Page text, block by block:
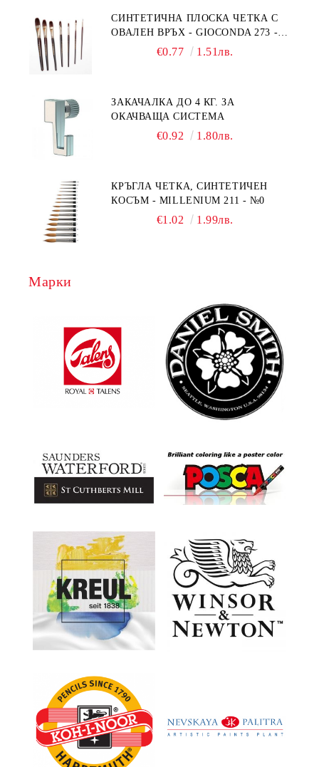
СИНТЕТИЧНА ПЛОСКА ЧЕТКА С
ОВАЛЕН ВРЪХ - GIOCONDA 273 -
€0.77 1.51лв.
ЗАКАЧАЛКА ДО 4 КГ. ЗА
ОКАЧВАЩА СИСТЕМА
€0.92 1.80лв.
КРЪГЛА ЧЕТКА, СИНТЕТИЧЕН
КОСЪМ - MILLENIUM 211 - №0
€1.02 1.99лв.
Марки